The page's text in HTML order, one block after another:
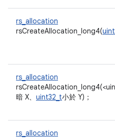
rs_allocation
rsCreateAllocation_long4(
rs_allocation
暗 X、 uint32_t小於 Y)；
rs_allocation